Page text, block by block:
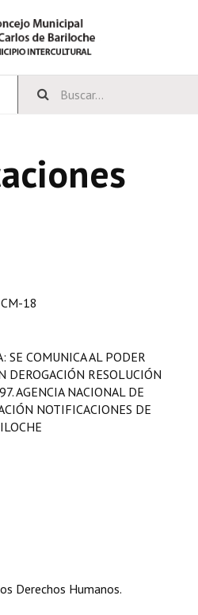
18
SE COMUNICA AL PODER
DEROGACIÓN RESOLUCIÓN
AGENCIA NACIONAL DE
NOTIFICACIONES DE
Derechos Humanos.